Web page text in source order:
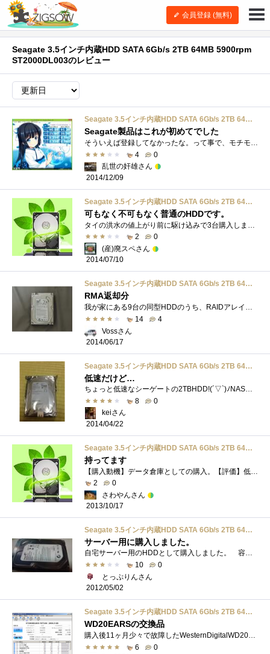
会員登録 (無料)
Seagate 3.5インチ内蔵HDD SATA 6Gb/s 2TB 64MB 5900rpm
ST2000DL003のレビュー
Seagate 3.5インチ内蔵HDD SATA 6Gb/s 2TB 64MB 5900rpm ST2000DL003
Seagate製品はこれが初めてでした
そういえば登録してなかったな。って事で、モチモノ登録しときます。 購入から約2年半経過していますが、現役でバリバリ使用しています。 �...
4
0
乱世の奸雄さん
2014/12/09
Seagate 3.5インチ内蔵HDD SATA 6Gb/s 2TB 64MB 5900rpm ST2000DL003
可もなく不可もなく普通のHDDです。
2
0
(産)廃スペさん
2014/07/10
Seagate 3.5インチ内蔵HDD SATA 6Gb/s 2TB 64MB 5900rpm ST2000DL003
RMA返却分
我が家にある9台の同型HDDのうち、RAIDアレイ縮退に備えた予備として保管していたもの。購入から四ヶ月ほど後に、RAIDアレイ上で障害予兆→リビ�...
14
4
Vossさん
2014/06/17
Seagate 3.5インチ内蔵HDD SATA 6Gb/s 2TB 64MB 5900rpm ST2000DL003
低速だけど…
ちょっと低速なシーゲートの2TBHDD!(´▽`)ﾉNAS用にGETです♪(´▽｀)
8
0
keiさん
2014/04/22
Seagate 3.5インチ内蔵HDD SATA 6Gb/s 2TB 64MB 5900rpm ST2000DL003
持ってます
2
0
さわやんさん
2013/10/17
Seagate 3.5インチ内蔵HDD SATA 6Gb/s 2TB 64MB 5900rpm ST2000DL003
サーバー用に購入しました。
自宅サーバー用のHDDとして購入しました。 容量が2000GB(2TB)あること。 回転数が5900rpmであり、発熱が少なさが期待できること。 キャッシュが64...
10
0
とっぷりんさん
2012/05/02
Seagate 3.5インチ内蔵HDD SATA 6Gb/s 2TB 64MB 5900rpm ST2000DL003
WD20EARSの交換品
購入後11ヶ月少々で故障したWesternDigitalWD20EARSを代理店のサポートに送ったところ、代替品の確保が困難ということで、容量の同じ他社製品への交�...
6
0